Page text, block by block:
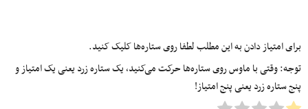
برای امتیاز دادن به این مطلب لطفا روی ستاره‌ها کلیک کنید.
توجه: وقتی با ماوس روی ستاره‌ها حرکت می‌کنید، یک ستاره زرد یعنی یک امتیاز و
پنج ستاره زرد یعنی پنج امتیاز!